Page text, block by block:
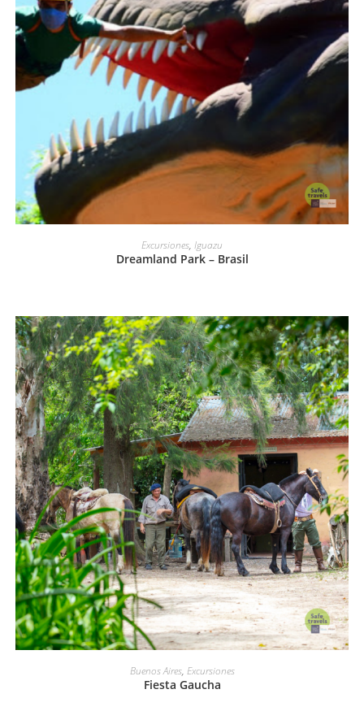
LEER MÁS
Excursiones, Iguazu
Dreamland Park – Brasil
AÑADIR AL CARRITO
Buenos Aires, Excursiones
Fiesta Gaucha